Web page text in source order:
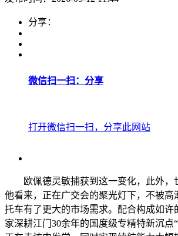
分享：
微信扫一扫：分享
打开微信扫一扫，分享此网站
欧佩德灵敏捕获到这一变化，此外，
他看来，正在广交会的聚光灯下，不被高
托车有了更大的市场需求。配合构成如许
家深耕江门30余年的国度级专精特新沉点